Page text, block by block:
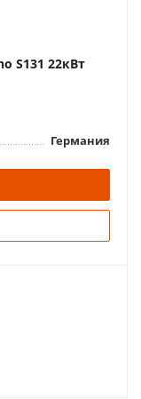
S131 22кВт
Германия